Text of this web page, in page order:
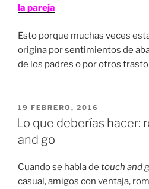
la pareja
Esto porque muchas veces
origina por sentimientos de
de los padres o por otros
PUBLICADO
EN
19 FEBRERO, 2016
Lo que deberías hacer:
and go
Cuando se habla de touch and
casual, amigos con ventaja,